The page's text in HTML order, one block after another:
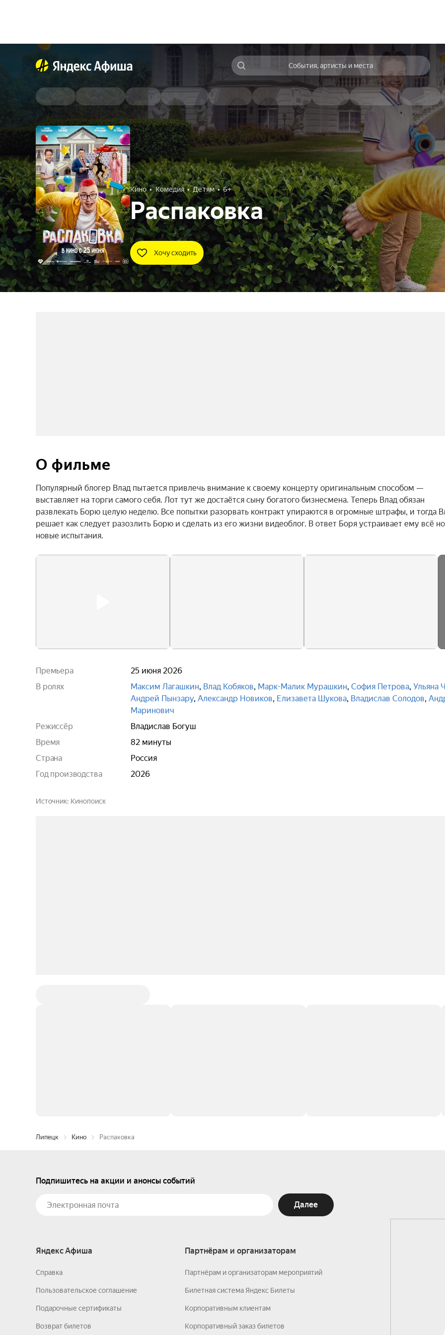
События, артисты и места
Кино Комедия Детям 6+
Распаковка
Хочу сходить
О фильме
Популярный блогер Влад пытается привлечь внимание к своему концерту оригинальным способом —
выставляет на торги самого себя. Лот тут же достаётся сыну богатого бизнесмена. Теперь Влад обязан
развлекать Борю целую неделю. Все попытки разорвать контракт упираются в огромные штрафы, и тогда
решает как следует разозлить Борю и сделать из его жизни видеоблог. В ответ Боря устраивает ему всё
новые испытания.
Премьера
25 июня 2026
В ролях
Максим Лагашкин, Влад Кобяков, Марк-Малик Мурашкин, София Петрова, Ульяна
Андрей Пынзару, Александр Новиков, Елизавета Шукова, Владислав Солодов,
Маринович
Режиссёр
Владислав Богуш
Время
82 минуты
Страна
Россия
Год производства
2026
Источник Кинопоиск
Липецк Кино Распаковка
Подпишитесь на акции и анонсы событий
Далее
Яндекс Афиша
Справка
Пользовательское соглашение
Подарочные сертификаты
Возврат билетов
Партнёрам и организаторам
Партнёрам и организаторам мероприятий
Билетная система Яндекс Билеты
Корпоративным клиентам
Корпоративный заказ билетов